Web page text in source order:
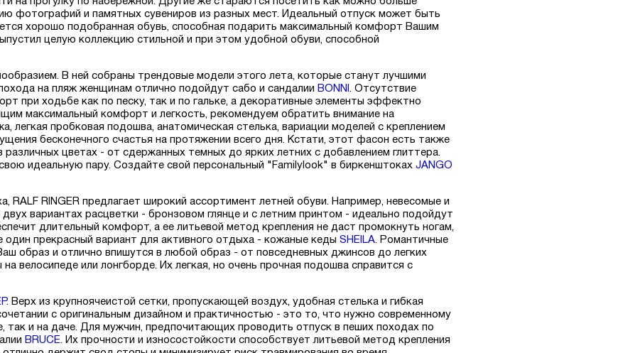
фотографий и памятных сувениров из разных мест. Идеальный отпуск может быть
хорошо подобранная обувь, способная подарить максимальный комфорт Вашим
целую коллекцию стильной и при этом удобной обуви, способной
В ней собраны трендовые модели этого лета, которые станут лучшими
на пляж женщинам отлично подойдут сабо и сандалии BONNI . Отсутствие
при ходьбе как по песку, так и по гальке, а декоративные элементы эффектно
максимальный комфорт и легкость, рекомендуем обратить внимание на
легкая пробковая подошва, анатомическая стелька, вариации моделей с креплением
бесконечного счастья на протяжении всего дня. Кстати, этот фасон есть также
цветах - от сдержанных темных до ярких летних с добавлением глиттера.
идеальную пару. Создайте свой персональный "Familylook" в биркенштоках JANGO
RALF RINGER предлагает широкий ассортимент летней обуви. Например, невесомые и
двух вариантах расцветки - бронзовом глянце и с летним принтом - идеально подойдут
длительный комфорт, а ее литьевой метод крепления не даст промокнуть ногам,
прекрасный вариант для активного отдыха - кожаные кеды SHEILA. Романтичные
образ и отлично впишутся в любой образ - от повседневных джинсов до легких
велосипеде или лонгборде. Их легкая, но очень прочная подошва справится с
. Верх из крупноячеистой сетки, пропускающей воздух, удобная стелька и гибкая
с оригинальным дизайном и практичностью - это то, что нужно современному
так и на даче. Для мужчин, предпочитающих проводить отпуск в пеших походах по
BRUCE. Их прочности и износостойкости способствует литьевой метод крепления